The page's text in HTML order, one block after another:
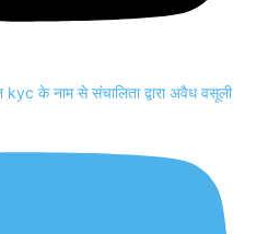
के नाम से संचालिता द्वारा अवैध वसूली